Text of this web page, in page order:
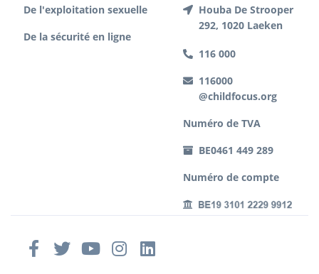
De l'exploitation sexuelle
De la sécurité en ligne
Houba De Strooper
292, 1020 Laeken
116 000
116000
@childfocus.org
Numéro de TVA
BE0461 449 289
Numéro de compte